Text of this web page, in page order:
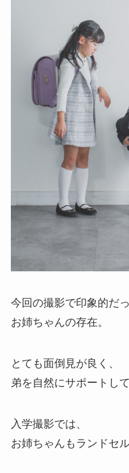
今回の撮影で印象的だっ
お姉ちゃんの存在。
とても面倒見が良く、
弟を自然にサポートし
入学撮影では、
お姉ちゃんもランドセ